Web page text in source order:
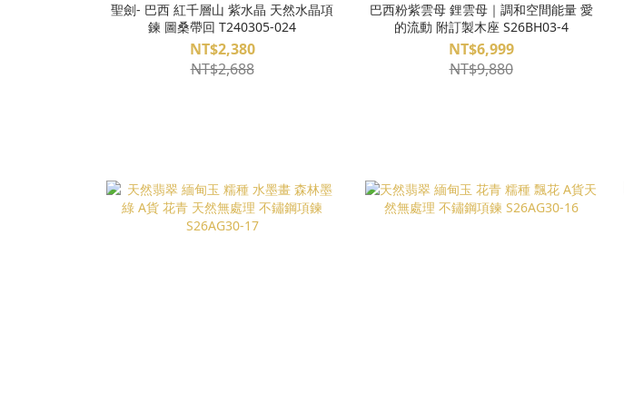
聖劍- 巴西 紅千層山 紫水晶 天然水晶項
鍊 圖桑帶回 T240305-024
NT$2,380
NT$2,688
巴西粉紫雲母 鋰雲母｜調和空間能量 愛
的流動 附訂製木座 S26BH03-4
NT$6,999
NT$9,880